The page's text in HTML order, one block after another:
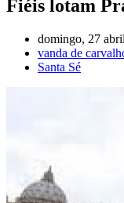
Fiéis lotam
domingo, 27
vanda de
Santa Sé